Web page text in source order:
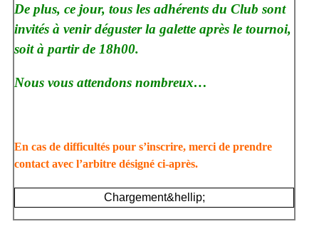
De plus, ce jour, tous les adhérents du Club sont
invités à venir déguster la galette après le tournoi,
soit à partir de 18h00.
Nous vous attendons nombreux…
En cas de difficultés pour s’inscrire, merci de prendre
contact avec l’arbitre désigné ci-après.
Chargement&hellip;